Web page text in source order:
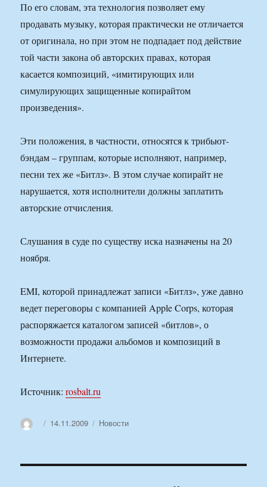
По его словам, эта технология позволяет ему
продавать музыку, которая практически не отличается
от оригинала, но при этом не подпадает под действие
той части закона об авторских правах, которая
касается композиций, «имитирующих или
симулирующих защищенные копирайтом
произведения».
Эти положения, в частности, относятся к трибьют-
бэндам – группам, которые исполняют, например,
песни тех же «Битлз». В этом случае копирайт не
нарушается, хотя исполнители должны заплатить
авторские отчисления.
Слушания в суде по существу иска назначены на 20
ноября.
EMI, которой принадлежат записи «Битлз», уже давно
ведет переговоры с компанией Apple Corps, которая
распоряжается каталогом записей «битлов», о
возможности продажи альбомов и композиций в
Интернете.
Источник:rosbalt.ru
АвторОпубликовано
14.11.2009 Рубрики
Новости